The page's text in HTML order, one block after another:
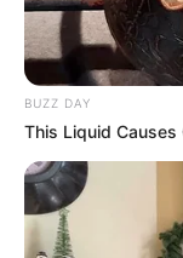
BUZZ DAY
This Liquid Causes